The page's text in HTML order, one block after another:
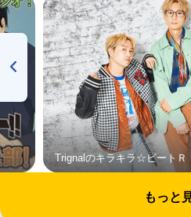
Trignalのキラキラ☆ビートＲ
もっと